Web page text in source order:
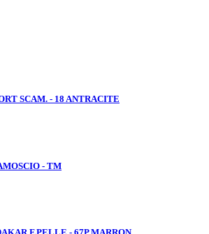
SCAM. - 18 ANTRACITE
- TM